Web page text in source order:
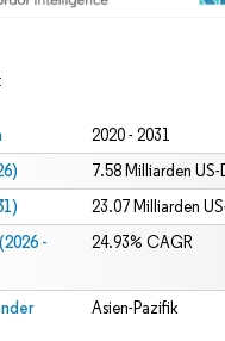
2020 - 2031
7.58 Milliarden
23.07 Milliarden
-
24.93% CAGR
Asien-Pazifik